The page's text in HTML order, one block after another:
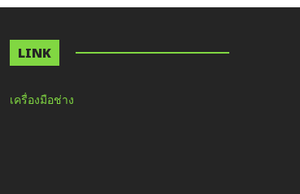
LINK
เครื่องมือช่าง